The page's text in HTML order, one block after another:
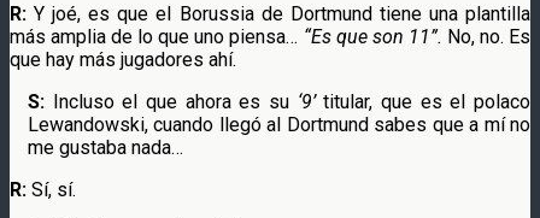
R: Y joé, es que el Borussia de Dortmund tiene una plantilla
más amplia de lo que uno piensa… “Es que son 11”. No, no. Es
que hay más jugadores ahí.
S: Incluso el que ahora es su ‘9’titular, que es el polaco
Lewandowski, cuando llegó al Dortmund sabes que a mí no
me gustaba nada…
R: Sí, sí.